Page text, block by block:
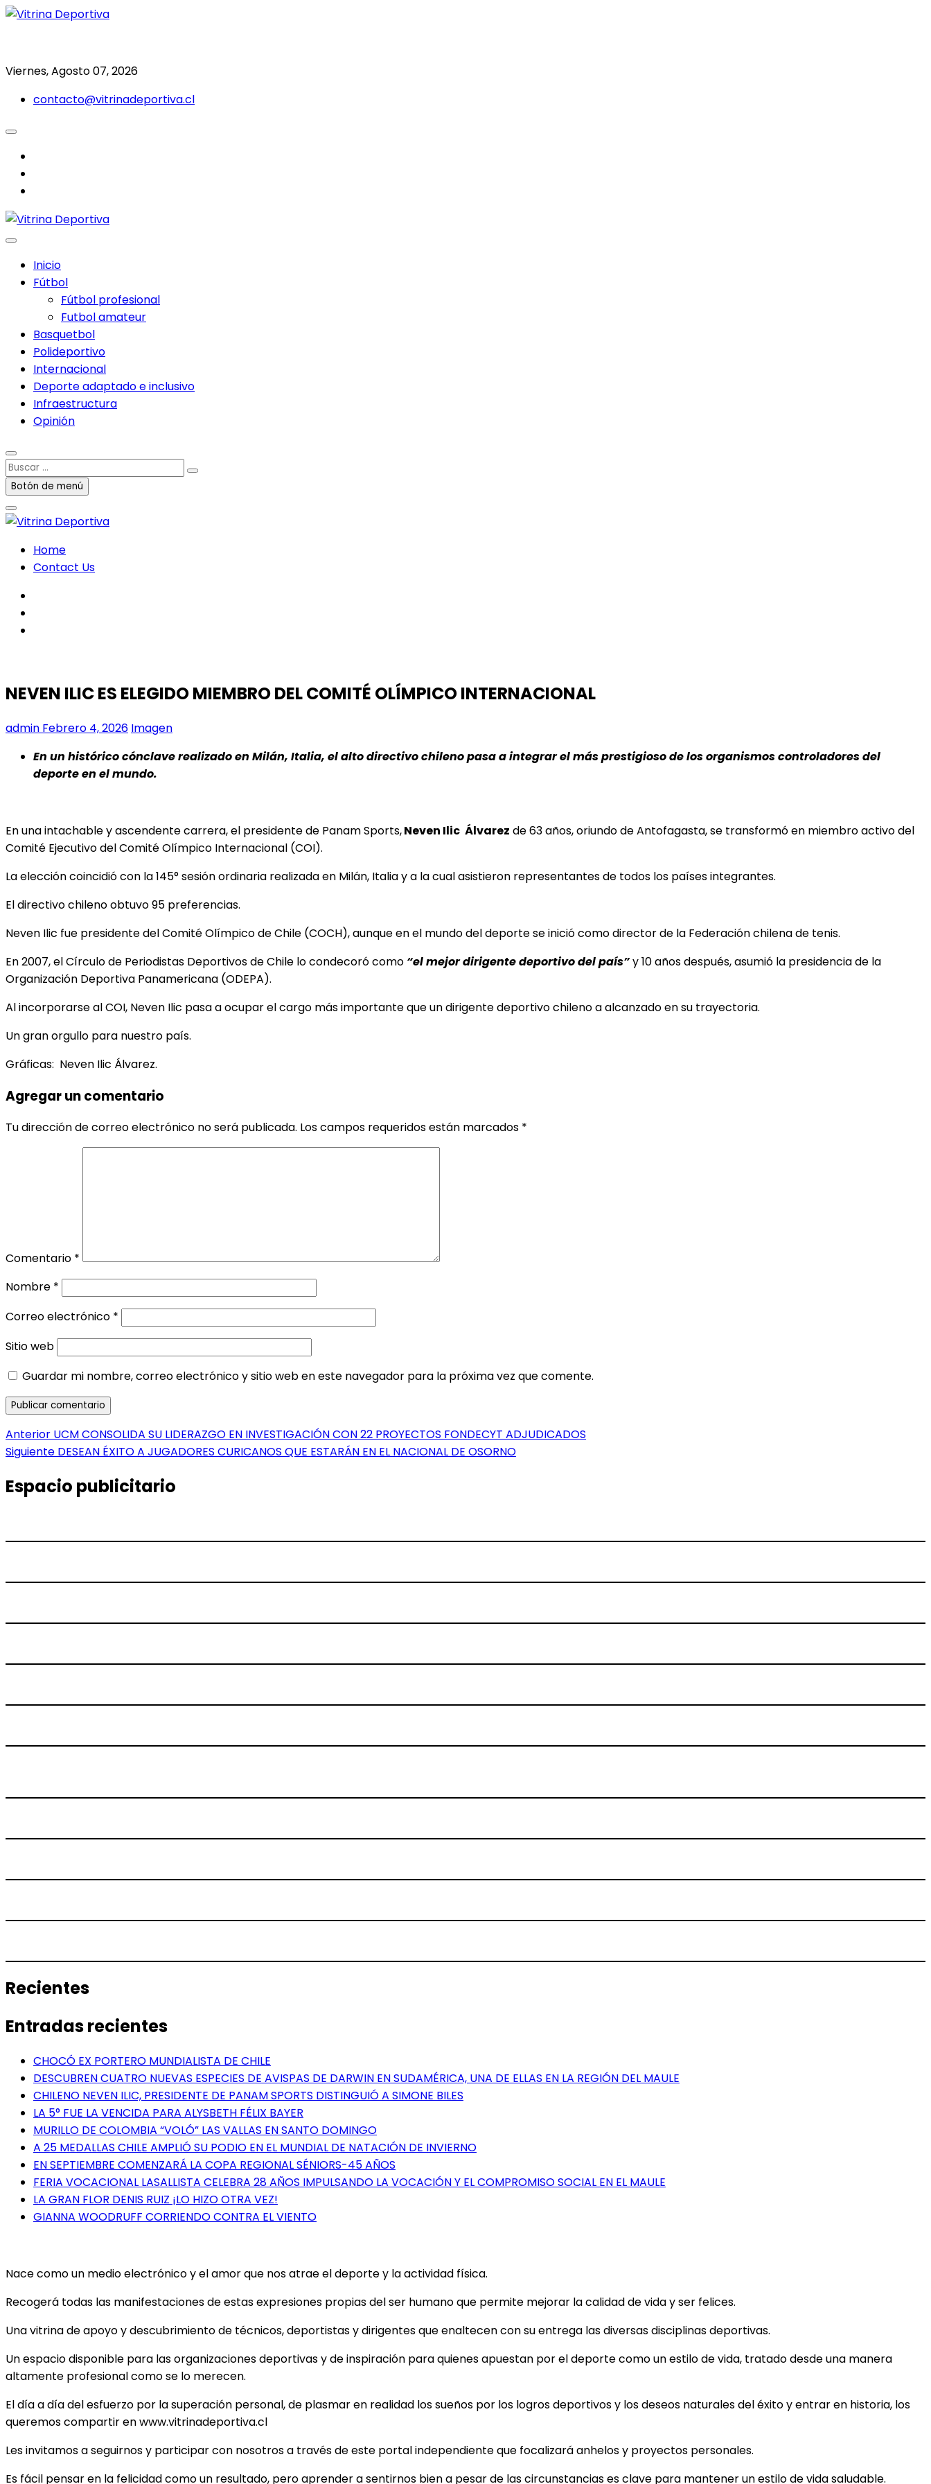
Saltar
Viernes, Agosto 07, 2026
contacto@vitrinadeportiva.cl
Inicio
Fútbol
Fútbol profesional
Futbol amateur
Basquetbol
Polideportivo
Internacional
Deporte adaptado e inclusivo
Infraestructura
Opinión
Buscar
…Botón de menú
Home
Contact Us
NEVEN ILIC ES ELEGIDO MIEMBRO DEL COMITÉ OLÍMPICO INTERNACIONAL
admin Febrero 4, 2026 Imagen
En un histórico cónclave realizado en Milán, Italia, el alto directivo chileno pasa a integrar el más prestigioso de los organismos controladores del
deporte en el mundo.
En una intachable y ascendente carrera, el presidente de Panam Sports,Neven Ilic Álvarez de 63 años, oriundo de Antofagasta, se transformó en miembro activo del
Comité Ejecutivo del Comité Olímpico Internacional (COI).
La elección coincidió con la 145° sesión ordinaria realizada en Milán, Italia y a la cual asistieron representantes de todos los países integrantes.
El directivo chileno obtuvo 95 preferencias.
Neven Ilic fue presidente del Comité Olímpico de Chile (COCH), aunque en el mundo del deporte se inició como directorde la Federación chilena de tenis.
En 2007, el Círculo de Periodistas Deportivos de Chile lo condecoró como “el mejordirigente deportivo del país”y 10 años después, asumió la presidencia de la
Organización Deportiva Panamericana (ODEPA).
Al incorporarse al COI, Neven Ilic pasa a ocupar el cargo más importante que un dirigente deportivo chileno a alcanzado en su trayectoria.
Un gran orgullo para nuestro país.
Gráficas: Neven Ilic Álvarez.
Agregar un comentario
Tu dirección de correo electrónico no será publicada. Los campos requeridos están marcados *
Comentario *
Nombre *
Correo electrónico *
Sitio web
Guardar mi nombre, correo electrónico y sitio web en este navegador para la próxima vez que comente.
Navegación
de
entradas
Anterior Entrada
anterior:
UCM CONSOLIDA SU LIDERAZGO EN INVESTIGACIÓN CON 22 PROYECTOS FONDECYT ADJUDICADOS
Siguiente Entrada
DESEAN ÉXITO A JUGADORES CURICANOS QUE ESTARÁN EN EL NACIONAL DE OSORNO
Espacio publicitario
Recientes
Entradas recientes
CHOCÓ EX PORTERO MUNDIALISTA DE CHILE
DESCUBREN CUATRO NUEVAS ESPECIES DE AVISPAS DE DARWIN EN SUDAMÉRICA, UNA DE ELLAS EN LA REGIÓN DEL MAULE
CHILENO NEVEN ILIC, PRESIDENTE DE PANAM SPORTS DISTINGUIÓ A SIMONE BILES
LA 5° FUE LA VENCIDA PARA ALYSBETH FÉLIX BAYER
MURILLO DE COLOMBIA “VOLÓ” LAS VALLAS EN SANTO DOMINGO
A 25 MEDALLAS CHILE AMPLIÓ SU PODIO EN EL MUNDIAL DE NATACIÓN DE INVIERNO
EN SEPTIEMBRE COMENZARÁ LA COPA REGIONAL SÉNIORS-45 AÑOS
FERIA VOCACIONAL LASALLISTA CELEBRA 28 AÑOS IMPULSANDO LA VOCACIÓN Y EL COMPROMISO SOCIAL EN EL MAULE
LA GRAN FLOR DENIS RUIZ ¡LO HIZO OTRA VEZ!
GIANNA WOODRUFF CORRIENDO CONTRA EL VIENTO
Nace como un medio electrónico y el amor que nos atrae el deporte y la actividad física.
Recogerá todas las manifestaciones de estas expresiones propias del ser humano que permite mejorar la calidad de vida y ser felices.
Una vitrina de apoyo y descubrimiento de técnicos, deportistas y dirigentes que enaltecen con su entrega las diversas disciplinas deportivas.
Un espacio disponible para las organizaciones deportivas y de inspiración para quienes apuestan por el deporte como un estilo de vida, tratado desde una manera
altamente profesional como se lo merecen.
El día a día del esfuerzo por la superación personal, de plasmar en realidad los sueños por los logros deportivos y los deseos naturales del éxito y entrar en historia, los
queremos compartir en www.vitrinadeportiva.cl
Les invitamos a seguirnos y participar con nosotros a través de este portal independiente que focalizará anhelos y proyectos personales.
Es fácil pensar en la felicidad como un resultado, pero aprender a sentirnos bien a pesar de las circunstancias es clave para mantener un estilo de vida saludable.